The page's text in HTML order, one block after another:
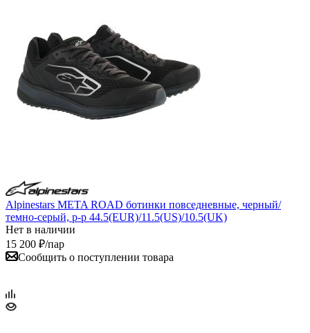
Alpinestars META ROAD ботинки повседневные, черный/
темно-серый, р-р 44.5(EUR)/11.5(US)/10.5(UK)
Нет в наличии
15 200 ₽/пар
Сообщить о поступлении товара